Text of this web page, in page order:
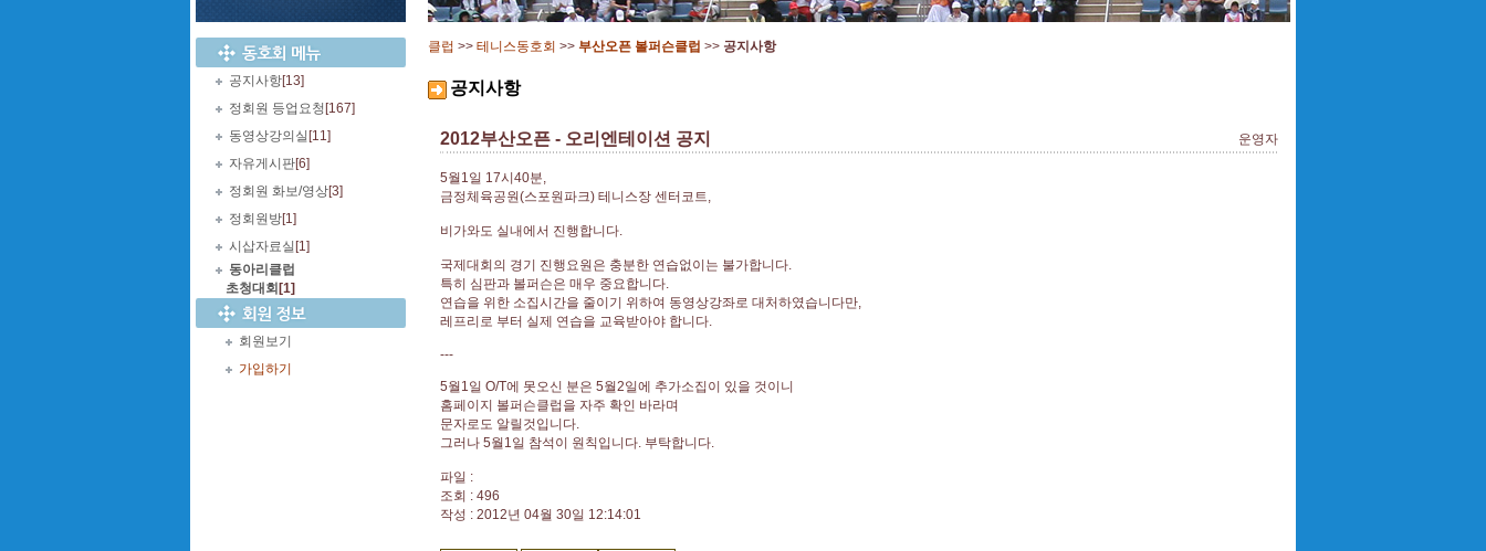
공지사항[13]
정회원 등업요청 [167]
동영상강의실 [11]
자유게시판[6]
정회원 화보/영상[3]
정회원방[1]
시삽자료실 [1]
동아리클럽
초청대회 [1]
회원보기
가입하기
클럽 >> 테니스동호회 >> 부산오픈 볼퍼슨클럽 >> 공지사항
공지사항
2012부산오픈 - 오리엔테이션 공지 운영자
5월1일 17시40분,
금정체육공원(스포원파크) 테니스장 센터코트,
비가와도 실내에서 진행합니다.
국제대회의 경기 진행요원은 충분한 연습없이는 불가합니다.
특히 심판과 볼퍼슨은 매우 중요합니다.
연습을 위한 소집시간을 줄이기 위하여 동영상강좌로 대처하였습니다만,
레프리로 부터 실제 연습을 교육받아야 합니다.
---
5월1일 O/T에 못오신 분은 5월2일에 추가소집이 있을 것이니
홈페이지 볼퍼슨클럽을 자주 확인 바라며
문자로도 알릴것입니다.
그러나 5월1일 참석이 원칙입니다. 부탁합니다.
파일 :
조회 : 496
작성 : 2012년 04월 30일 12:14:01